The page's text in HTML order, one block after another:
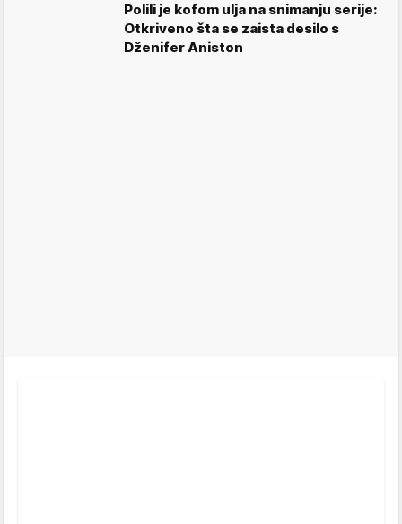
Polili je kofom ulja na snimanju serije:
Otkriveno šta se zaista desilo s
Dženifer Aniston